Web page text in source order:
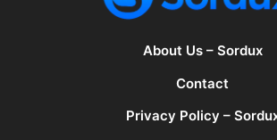
About Us – Sordux
Contact
Privacy Policy –